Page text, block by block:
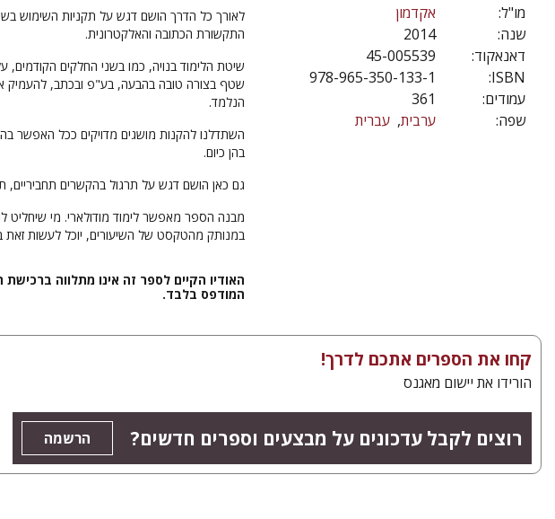
מו"ל:
אקדמון
שנה:
2014
דאנאקוד:
45-005539
ISBN:
978-965-350-133-1
עמודים:
361
שפה:
ערבית עברית
לאורך כל הדרך הושם דגש על תקניות השימוש
התקשורת הכתובה והאלקטרונית.
שיטת הלימוד בנויה, כמו בשני החלקים
שטף בצורה טובה בהבעה, בע"פ ובכתב, להעמיק
הנלמד.
השתדלנו להקנות מושגים מדויקים ככל האפשר
בהן כיום.
גם כאן הושם דגש על תרגול בהקשרים
מבנה הספר מאפשר לימוד מודולארי. מי שיחליט
במנותק מהטקסט של השיעורים, יוכל לעשות זאת
האודיו הקיים לספר זה אינו מתלווה
המודפס בלבד.
קחו את הספרים אתכם לדרך!
הורידו את יישום מאגנס
רוצים לקבל עדכונים על מבצעים וספרים חדשים? הרשמה